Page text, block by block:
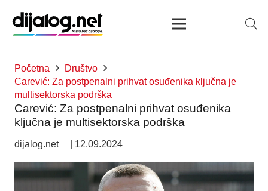
Početna
Društvo
Carević: Za postpenalni prihvat osuđenika ključna je
multisektorska podrška
Carević: Za postpenalni prihvat osuđenika
ključna je multisektorska podrška
dijalog.net 12.09.2024